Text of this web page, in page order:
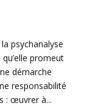
psychanalyse
promeut
démarche
responsabilité
: œuvrer à...